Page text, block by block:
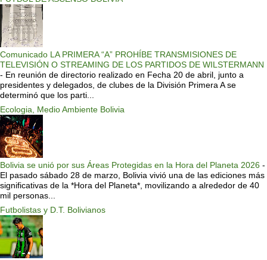
Comunicado LA PRIMERA “A” PROHÍBE TRANSMISIONES DE
TELEVISIÓN O STREAMING DE LOS PARTIDOS DE WILSTERMANN
- En reunión de directorio realizado en Fecha 20 de abril, junto a
presidentes y delegados, de clubes de la División Primera A se
determinó que los parti...
Ecologia, Medio Ambiente Bolivia
Bolivia se unió por sus Áreas Protegidas en la Hora del Planeta 2026 -
El pasado sábado 28 de marzo, Bolivia vivió una de las ediciones más
significativas de la *Hora del Planeta*, movilizando a alrededor de 40
mil personas...
Futbolistas y D.T. Bolivianos